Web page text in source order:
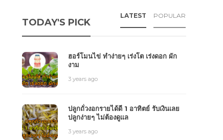
TODAY'S PICK
LATEST POPULAR
ฮอร์โมนไข่ ทำง่ายๆ เร่งโต เร่งดอก ผัก
งาม
3 years ago
ปลูกถั่วงอกรายได้ดี 1 อาทิตย์ รับเงินเลย
ปลูกง่ายๆ ไม่ต้องดูแล
3 years ago